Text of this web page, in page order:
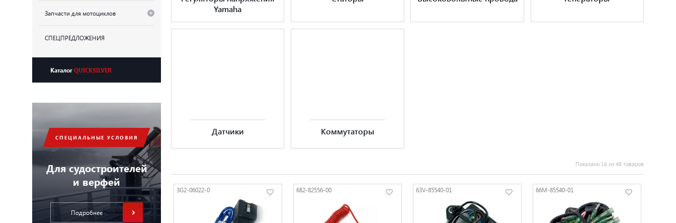
Запчасти для мотоциклов
СПЕЦПРЕДЛОЖЕНИЯ
КаталогQUICKSILVER
СПЕЦИАЛЬНЫЕ УСЛОВИЯ
Для судостроителей
и верфей
Подробнее
Yamaha
Датчики Коммутаторы
Показано 16 из 48 товаров
3G2-06022-0 682-82556-00 63V-85540-01 66M-85540-01